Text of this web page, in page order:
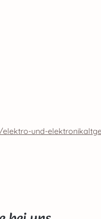
und-